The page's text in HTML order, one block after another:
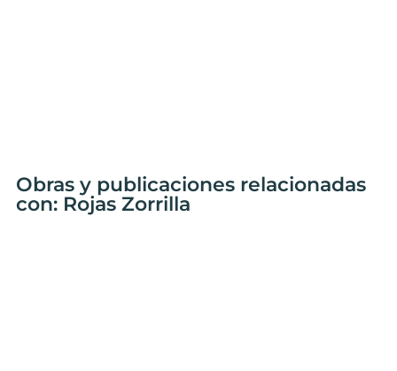
Obras y publicaciones relacionadas
con: Rojas Zorrilla